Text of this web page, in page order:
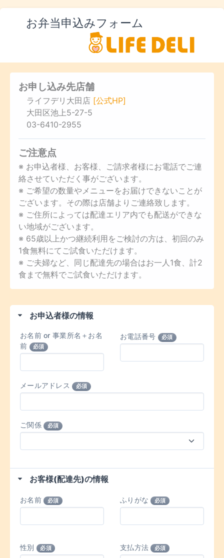
お弁当申込みフォーム
お申し込み先店舗
ライフデリ大田店 [公式HP]
大田区池上5-27-5
03-6410-2955
ご注意点
※ お申込者様、お客様、ご請求者様にお電話でご連
絡させていただく事がございます。
※ ご希望の数量やメニューをお届けできないことが
ございます。その際は店舗よりご連絡致します。
※ ご住所によっては配達エリア内でも配送ができな
い地域がございます。
※ 65歳以上かつ継続利用をご検討の方は、初回のみ
1食無料にてご試食いただけます。
※ ご夫婦など、同じ配達先の場合はお一人1食、計2
食まで無料でご試食いただけます。
お申込者様の情報
お名前 or 事業所名＋お名
前
必須
お電話番号 必須
メールアドレス 必須
ご関係 必須
お客様(配達先)の情報
お名前 必須 ふりがな 必須
性別 必須 支払方法 必須